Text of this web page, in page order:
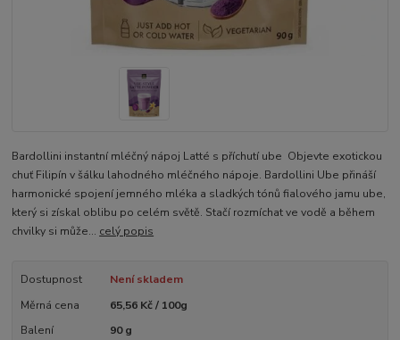
Bardollini instantní mléčný nápoj Latté s příchutí ube Objevte exotickou
chuť Filipín v šálku lahodného mléčného nápoje. Bardollini Ube přináší
harmonické spojení jemného mléka a sladkých tónů fialového jamu ube,
který si získal oblibu po celém světě. Stačí rozmíchat ve vodě a během
chvilky si může... celý popis
Dostupnost
Není skladem
Měrná cena
65,56 Kč / 100g
Balení
90 g